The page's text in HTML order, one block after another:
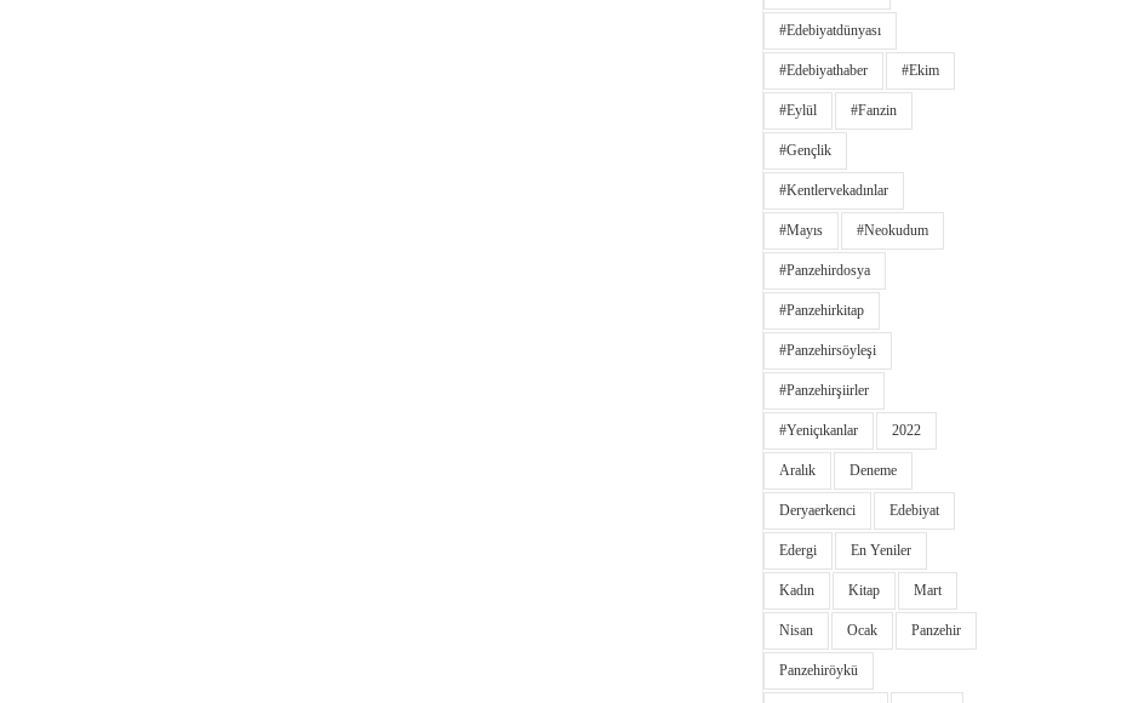
#edebiyatdünyası
#edebiyathaber #ekim
#eylül #fanzin
#gençlik
#kentlervekadınlar
#Mayıs #neokudum
#panzehirdosya
#panzehirkitap
#panzehirsöyleşi
#panzehirşiirler
#yeniçıkanlar 2022
Aralık Deneme
Deryaerkenci Edebiyat
Edergi En Yeniler
Kadın Kitap Mart
Nisan Ocak Panzehir
Panzehiröykü